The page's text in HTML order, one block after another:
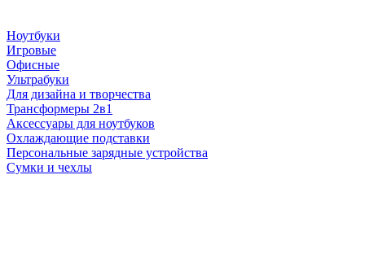
Ноутбуки
Игровые
Офисные
Ультрабуки
Для дизайна и творчества
Трансформеры 2в1
Аксессуары для ноутбуков
Охлаждающие подставки
Персональные зарядные устройства
Сумки и чехлы